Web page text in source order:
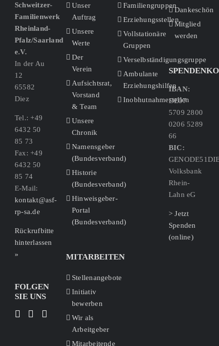
Schweitzer-
Familienwerk
Rheinland-
Pfalz/Saarland
e.V.
In der Au
12
65582
Diez
Tel.: +49
6432 50
85 73
Fax: +49
6432 50
85 74
E-Mail:
kontakt@asf-
rp-sa.de
Rückrufbitte
hinterlassen
»
FOLGEN
SIE UNS
Unser
Auftrag
Unsere
Werte
Der
Verein
Aufsichtsrat,
Vorstand
& Team
Unsere
Chronik
Namensgeber
(Bundesverband)
Historie
(Bundesverband)
Hinweisgeber-
Portal
(Bundesverband)
MITARBEITEN
Stellenangebote
Initiativ
bewerben
Wir als
Arbeitgeber
Mitarbeitende
Familiengruppen
Erziehungsstellen
Vollstationäre
Gruppen
Verselbständigungsgruppe
Ambulante
Erziehungshilfen
Inobhutnahmestellen
Dankeschön
Mitglied
werden
IBAN:
DE07
5709 2800
0206 5289
66
BIC:
Volksbank
Rhein-
Lahn eG
> Jetzt
Spenden
(online)